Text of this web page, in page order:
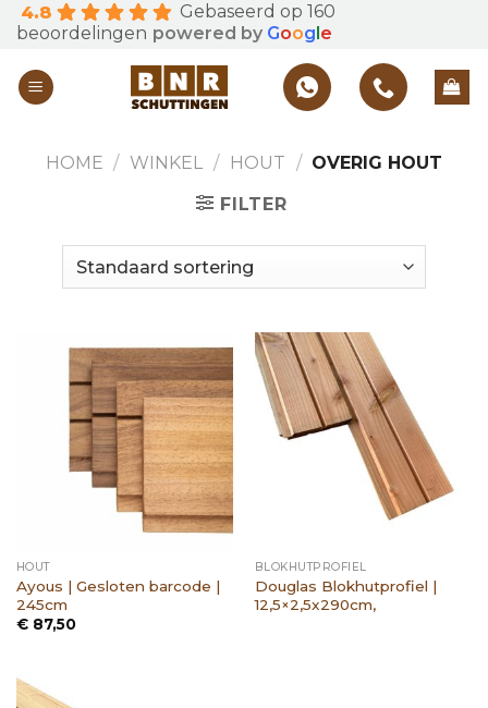
Skip
to
content
4.8
Gebaseerd op 160
beoordelingen powered by Goog e
HOME / WINKEL / HOUT / OVERIG HOUT
FILTER
HOUT
Ayous | Gesloten barcode |
245cm
€87,50
BLOKHUTPROFIEL
Douglas Blokhutprofiel |
12,5×2,5x290cm,